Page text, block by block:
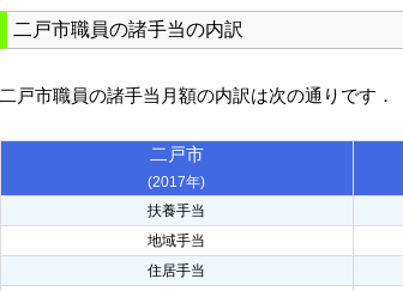
二戸市職員の諸手当の内訳
二戸市職員の諸手当月額の内訳は次の通りです．
二戸市
(2017年)
扶養手当
地域手当
住居手当